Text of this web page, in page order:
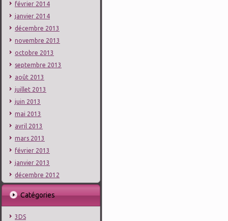
février 2014
janvier 2014
décembre 2013
novembre 2013
octobre 2013
septembre 2013
août 2013
juillet 2013
juin 2013
mai 2013
avril 2013
mars 2013
février 2013
janvier 2013
décembre 2012
Catégories
3DS